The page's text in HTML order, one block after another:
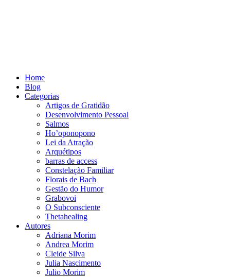
Home
Blog
Categorias
Artigos de Gratidão
Desenvolvimento Pessoal
Salmos
Ho’oponopono
Lei da Atração
Arquétipos
barras de access
Constelação Familiar
Florais de Bach
Gestão do Humor
Grabovoi
O Subconsciente
Thetahealing
Autores
Adriana Morim
Andrea Morim
Cleide Silva
Julia Nascimento
Julio Morim